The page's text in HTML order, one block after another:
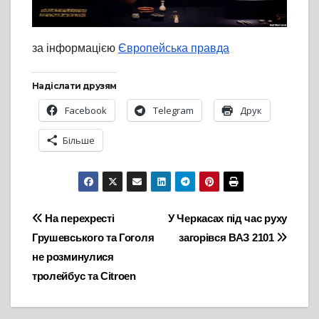
за інформацією Європейська правда
Надіслати друзям
Facebook Telegram Друк
Більше
Навігація
записів
У Черкасах під час руху
загорівся ВАЗ 2101
На перехресті
Грушевського та Гоголя
не розминулися
тролейбус та Citroen